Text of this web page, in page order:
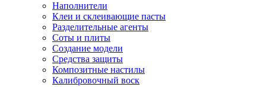
Наполнители
Клеи и склеивающие пасты
Разделительные агенты
Соты и плиты
Создание модели
Средства защиты
Композитные настилы
Калибровочный воск